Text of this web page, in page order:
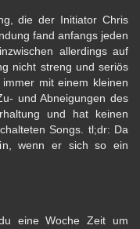
die der Initiator Chris
fand anfangs jeden
allerdings auf
nicht streng und seriös
mit einem kleinen
und Abneigungen des
und hat keinen
Songs. tl;dr: Da
wenn er sich so ein
eine Woche Zeit um